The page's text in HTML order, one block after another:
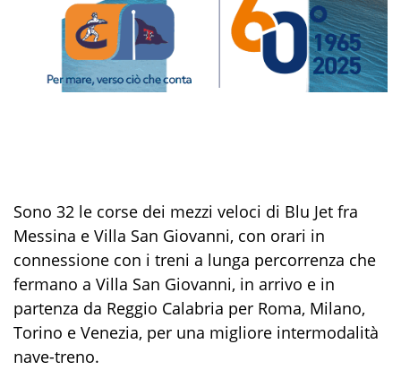
Sono 32 le corse dei mezzi veloci di Blu Jet fra
Messina e Villa San Giovanni, con orari in
connessione con i treni a lunga percorrenza che
fermano a Villa San Giovanni, in arrivo e in
partenza da Reggio Calabria per Roma, Milano,
Torino e Venezia, per una migliore intermodalità
nave-treno.